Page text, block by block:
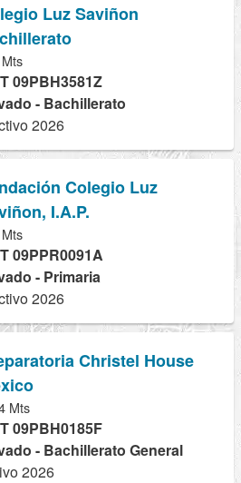
Luz Saviñon
09PBH3581Z
- Bachillerato
2026
Colegio Luz
I.A.P.
09PPR0091A
- Primaria
2026
Christel House
Mts
09PBH0185F
- Bachillerato General
2026